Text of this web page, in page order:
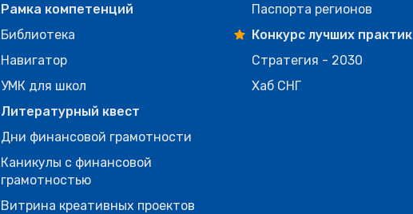
Рамка компетенций
Библиотека
Навигатор
УМК для школ
Литературный квест
Дни финансовой грамотности
Каникулы с финансовой
грамотностью
Витрина креативных проектов
Паспорта регионов
Конкурс лучших практик
Стратегия - 2030
Хаб СНГ